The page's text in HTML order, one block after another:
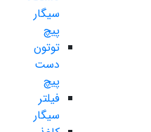
سیگار
پیچ
توتون
دست
پیچ
فیلتر
سیگار